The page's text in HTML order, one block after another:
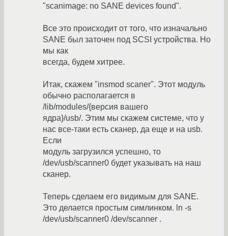
"scanimage: no SANE devices found".
Все это происходит от того, что изначально
SANE был заточен под SCSI устройства. Но
мы как
всегда, будем хитрее.
Итак, скажем "insmod scaner". Этот модуль
обычно располагается в
/lib/modules/{версия вашего
ядра}/usb/. Этим мы скажем системе, что у
нас все-таки есть сканер, да еще и на usb.
Если
модуль загрузился успешно, то
/dev/usb/scanner0 будет указывать на наш
сканер.
Теперь сделаем его видимым для SANE.
Это делается простым симлинком. ln -s
/dev/usb/scanner0 /dev/scanner .